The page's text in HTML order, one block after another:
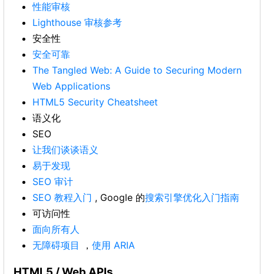
性能审核
Lighthouse 审核参考
安全性
安全可靠
The Tangled Web: A Guide to Securing Modern
Web Applications
HTML5 Security Cheatsheet
语义化
SEO
让我们谈谈语义
易于发现
SEO 审计
SEO 教程入门 , Google 的搜索引擎优化入门指南
可访问性
面向所有人
无障碍项目
， 使用 ARIA